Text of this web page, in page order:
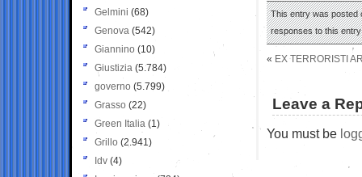
This entry was posted
responses to this
« EX TERRORISTI
Leave a
You must be
Gelmini (68)
Genova (542)
Giannino (10)
Giustizia (5.784)
governo (5.799)
Grasso (22)
Green Italia (1)
Grillo (2.941)
Idv (4)